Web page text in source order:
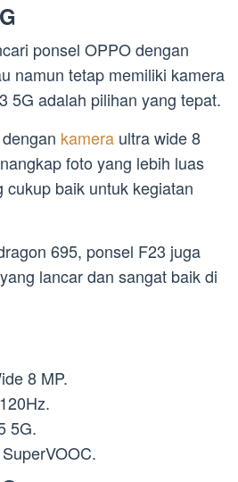
ponsel OPPO dengan
namun tetap memiliki kamera
5G adalah pilihan yang tepat.
kamera ultra wide 8
foto yang lebih luas
baik untuk kegiatan
695, ponsel F23 juga
lancar dan sangat baik di
8 MP.
5G.